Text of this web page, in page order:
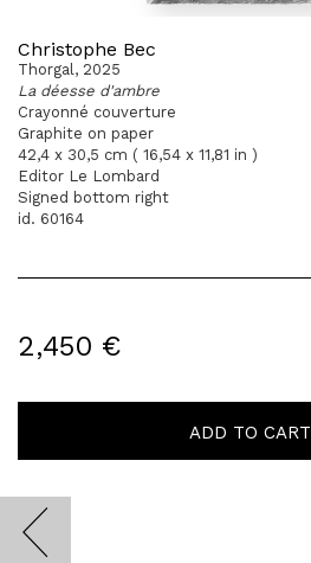
Christophe Bec
Thorgal, 2025
La déesse d'ambre
Crayonné couverture
Graphite on paper
42,4 x 30,5 cm ( 16,54 x 11,81 in )
Editor Le Lombard
Signed bottom right
id. 60164
2,450 €
ADD TO CART